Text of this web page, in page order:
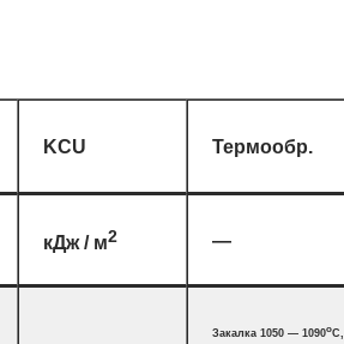
KCU Термообр.
кДж / м2 —
Закалка 1050 — 1090oC,